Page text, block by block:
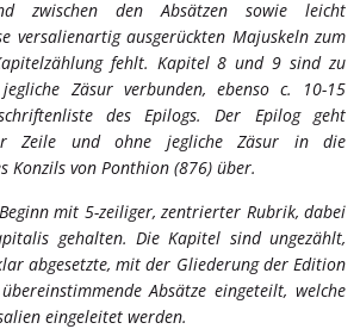
zwischen den Absätzen sowie leicht
versalienartig ausgerückten Majuskeln zum
fehlt. Kapitel 8 und 9 sind zu
Zäsur verbunden, ebenso c. 10-15
des Epilogs. Der Epilog geht
Zeile und ohne jegliche Zäsur in die
Konzils von Ponthion (876) über.
mit 5-zeiliger, zentrierter Rubrik, dabei
gehalten. Die Kapitel sind ungezählt,
abgesetzte, mit der Gliederung der Edition
Absätze eingeteilt, welche
eingeleitet werden.